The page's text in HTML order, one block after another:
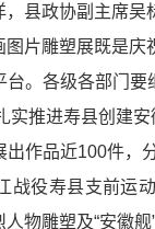
县政协副主席
图片雕塑展既是
。各级各部门
实推进寿县创建
出作品近100件，
战役寿县支前运
物雕塑及“安徽舰